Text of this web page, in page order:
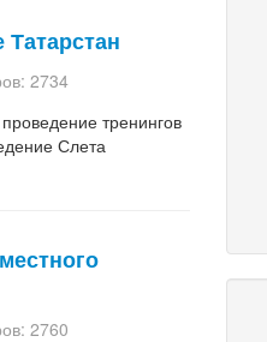
2734
тренингов
Слета
2760